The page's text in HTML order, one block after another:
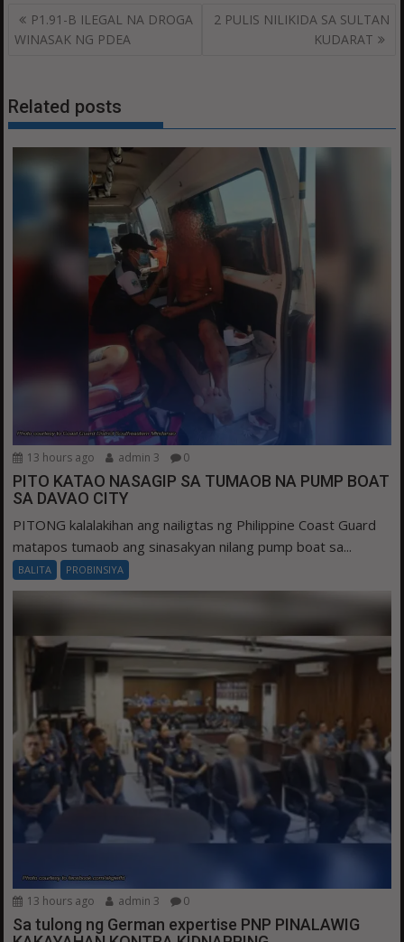
Post
navigation
P1.91-B ILEGAL NA DROGA
WINASAK NG PDEA
2 PULIS NILIKIDA SA SULTAN
KUDARAT
Related posts
13 hours ago admin 3 0
PITO KATAO NASAGIP SA TUMAOB NA PUMP BOAT
SA DAVAO CITY
PITONG kalalakihan ang nailigtas ng Philippine Coast Guard
matapos tumaob ang sinasakyan nilang pump boat sa...
BALITA PROBINSIYA
13 hours ago admin 3 0
Sa tulong ng German expertise PNP PINALAWIG